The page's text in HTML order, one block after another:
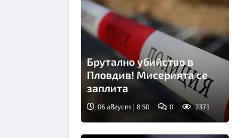
Снимка: goggle
Брутално убийство в
Пловдив! Мисерията се
заплита
06 август | 8:50 0 2371